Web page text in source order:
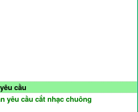
cầu
yêu cầu cắt nhạc chuông